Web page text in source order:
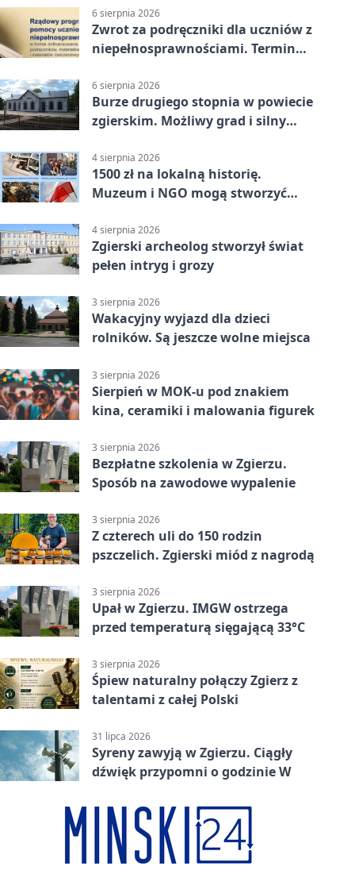
6 sierpnia 2026
Zwrot za podręczniki dla uczniów z
niepełnosprawnościami. Termin
6 sierpnia 2026
Burze drugiego stopnia w powiecie
zgierskim. Możliwy grad i silny
4 sierpnia 2026
1500 zł na lokalną historię.
Muzeum i NGO mogą stworzyć
4 sierpnia 2026
Zgierski archeolog stworzył świat
pełen intryg i grozy
3 sierpnia 2026
Wakacyjny wyjazd dla dzieci
rolników. Są jeszcze wolne miejsca
3 sierpnia 2026
Sierpień w MOK-u pod znakiem
kina, ceramiki i malowania figurek
3 sierpnia 2026
Bezpłatne szkolenia w Zgierzu.
Sposób na zawodowe wypalenie
3 sierpnia 2026
Z czterech uli do 150 rodzin
pszczelich. Zgierski miód z nagrodą
3 sierpnia 2026
Upał w Zgierzu. IMGW ostrzega
przed temperaturą sięgającą 33°C
3 sierpnia 2026
Śpiew naturalny połączy Zgierz z
talentami z całej Polski
31 lipca 2026
Syreny zawyją w Zgierzu. Ciągły
dźwięk przypomni o godzinie W